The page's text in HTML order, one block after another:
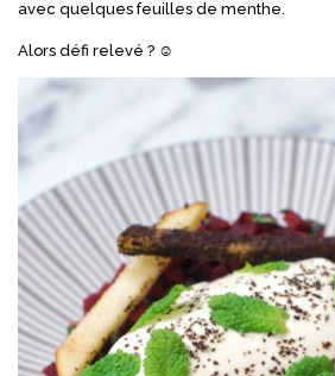
avec quelques feuilles de menthe.
Alors défi relevé ? ☺